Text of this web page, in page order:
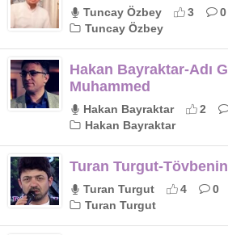
Tuncay Özbey 3 0
Tuncay Özbey
Hakan Bayraktar-Adı
Muhammed
Hakan Bayraktar 2
Hakan Bayraktar
Turan Turgut-
Turan Turgut 4 0
Turan Turgut